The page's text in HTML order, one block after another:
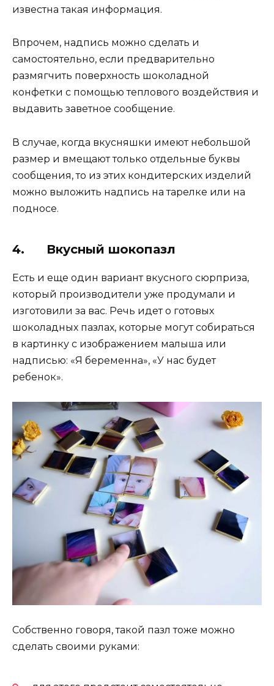
известна такая информация.
Впрочем, надпись можно сделать и
самостоятельно, если предварительно
размягчить поверхность шоколадной
конфетки с помощью теплового воздействия и
выдавить заветное сообщение.
В случае, когда вкусняшки имеют небольшой
размер и вмещают только отдельные буквы
сообщения, то из этих кондитерских изделий
можно выложить надпись на тарелке или на
подносе.
4. Вкусный шокопазл
Есть и еще один вариант вкусного сюрприза,
который производители уже продумали и
изготовили за вас. Речь идет о готовых
шоколадных пазлах, которые могут собираться
в картинку с изображением малыша или
надписью: «Я беременна», «У нас будет
ребенок».
Собственно говоря, такой пазл тоже можно
сделать своими руками: